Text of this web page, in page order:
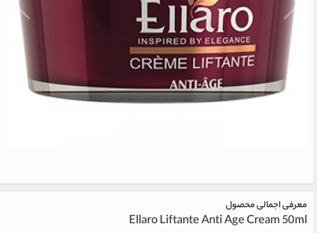
معرفی اجمالی محصول
Ellaro Liftante Anti Age Cream 50ml